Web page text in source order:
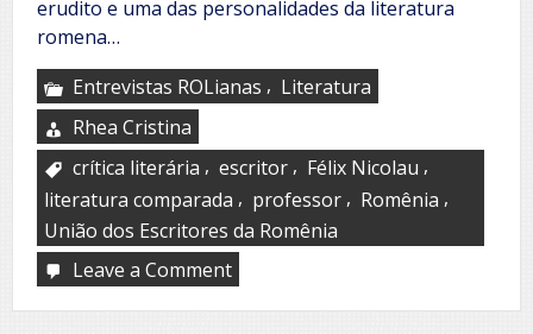
erudito e uma das personalidades da literatura
romena…
Entrevistas ROLianas , Literatura
Rhea Cristina
crítica literária , escritor , Félix Nicolau ,
literatura comparada , professor , Romênia ,
União dos Escritores da Romênia
Leave a Commenton
Nicolau